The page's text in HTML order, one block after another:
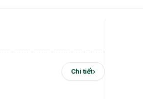
Chi tiết